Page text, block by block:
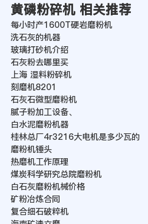
黄磷粉碎机 相关推荐
每小时产1600T硬岩磨粉机
洗石灰的机器
玻璃打砂机介绍
石灰粉去哪里买
上海 湿料粉碎机
刻磨机8201
石灰石微型磨粉机
腻子粉加工设备、
白水泥磨粉机器
桂林总厂4r3216大电机是多少瓦的
磨粉机锤头
热磨机工作原理
煤炭科学研究总院磨粉机
白石灰磨粉机械价格
矿粉冶炼合同
复合细石破粹机